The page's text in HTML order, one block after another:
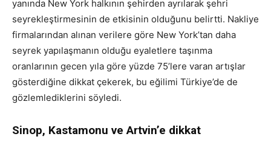
yanında New York halkının şehirden ayrılarak şehri
seyrekleştirmesinin de etkisinin olduğunu belirtti. Nakliye
firmalarından alınan verilere göre New York’tan daha
seyrek yapılaşmanın olduğu eyaletlere taşınma
oranlarının gecen yıla göre yüzde 75’lere varan artışlar
gösterdiğine dikkat çekerek, bu eğilimi Türkiye’de de
gözlemlediklerini söyledi.
Sinop, Kastamonu ve Artvin’e dikkat